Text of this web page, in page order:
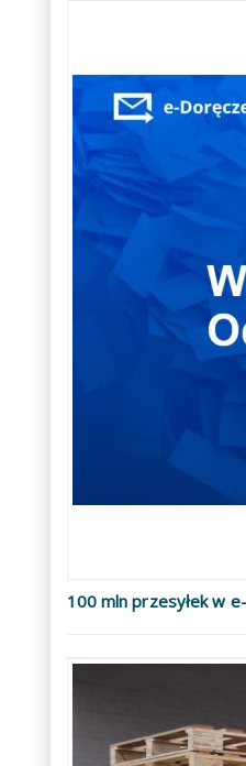
100 mln przesyłek w